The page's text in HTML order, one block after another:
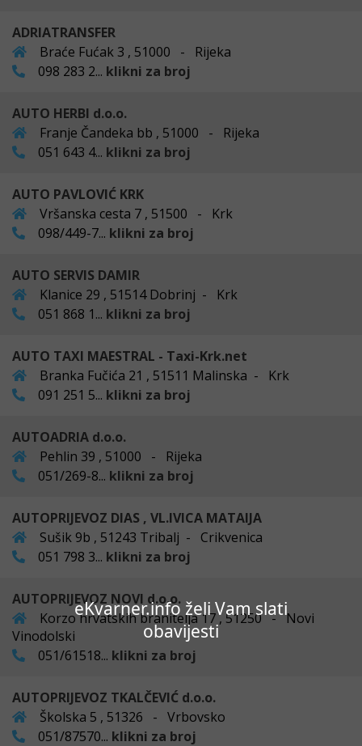
eKvarner.info želi Vam slati
obavijesti
ADRIATRANSFER
Braće Fućak 3 , 51000 - Rijeka
098 283 2... klikni za broj
AUTO HERBI d.o.o.
Franje Čandeka bb , 51000 - Rijeka
051 643 4... klikni za broj
AUTO PAVLOVIĆ KRK
Vršanska cesta 7 , 51500 - Krk
098/449-7... klikni za broj
AUTO SERVIS DAMIR
Klanice 29 , 51514 Dobrinj - Krk
051 868 1... klikni za broj
AUTO TAXI MAESTRAL - Taxi-Krk.net
Branka Fučića 21 , 51511 Malinska - Krk
091 251 5... klikni za broj
AUTOADRIA d.o.o.
Pehlin 39 , 51000 - Rijeka
051/269-8... klikni za broj
AUTOPRIJEVOZ DIAS , VL.IVICA MATAIJA
Sušik 9b , 51243 Tribalj - Crikvenica
051 798 3... klikni za broj
AUTOPRIJEVOZ NOVI d.o.o.
Korzo hrvatskih branitelja 17 , 51250 - Novi
Vinodolski
051/61518... klikni za broj
AUTOPRIJEVOZ TKALČEVIĆ d.o.o.
Školska 5 , 51326 - Vrbovsko
051/87570... klikni za broj